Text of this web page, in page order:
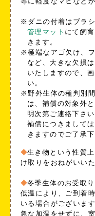
※ダニの付着はブラ
管理マット にて飼
きます。
※極端なアゴ欠け、
など、大きな欠損
いたしますので、
い。
※野外生体の種判別
は、補償の対象外
明次第ご連絡下さい
補償につきまして
きますのでご了承下
生き物という性質
け取りをおねがいいた
冬季生体のお受取
低温により、ご到着
いる場合がございます
急な加温をせずに、